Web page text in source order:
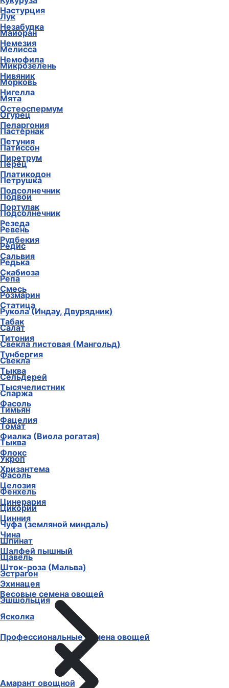
Настурция
Незабудка
Немезия
Немофила
Нивяник
Нигелла
Остеоспермум
Пеларгония
Петуния
Пиретрум
Платикодон
Подсолнечник
Портулак
Резеда
Рудбекия
Сальвия
Скабиоза
Смесь
Статица
Табак
Титония
Тунбергия
Тыква
Тысячелистник
Фасоль
Фацелия
Фиалка (Виола рогатая)
Флокс
Хризантема
Целозия
Цинерария
Цинния
Чина
Шалфей пышный
Шток-роза (Мальва)
Эхинацея
Эшшольция
Ясколка
Профессиональные семена овощей
Лук
Майоран
Мелисса
Микрозелень
Морковь
Мята
Огурец
Пастернак
Патиссон
Перец
Петрушка
Подвои
Подсолнечник
Ревень
Редис
Редька
Репа
Розмарин
Рукола (Индау, Двурядник)
Салат
Свекла листовая (Мангольд)
Свекла
Сельдерей
Спаржа
Тимьян
Томат
Тыква
Укроп
Фасоль
Фенхель
Цикорий
Чуфа (земляной миндаль)
Шпинат
Щавель
Эстрагон
Весовые семена овощей
Амарант овощной